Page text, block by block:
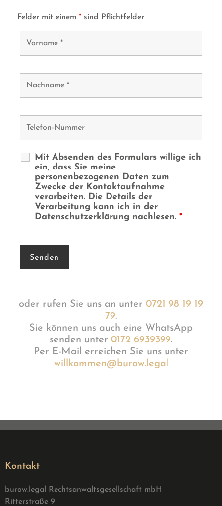
Felder mit einem * sind Pflichtfelder
Mit Absenden des Formulars willige ich
ein, dass Sie meine
personenbezogenen Daten zum
Zwecke der Kontaktaufnahme
verarbeiten. Die Details der
Verarbeitung kann ich in der
Datenschutzerklärung nachlesen. *
oder rufen Sie uns an unter 0721 98 19 19
79.
Sie können uns auch eine WhatsApp
senden unter 0172 6939399.
Per E-Mail erreichen Sie uns unter
willkommen@burow.legal
Kontakt
burow.legal Rechtsanwaltsgesellschaft mbH
Ritterstraße 9